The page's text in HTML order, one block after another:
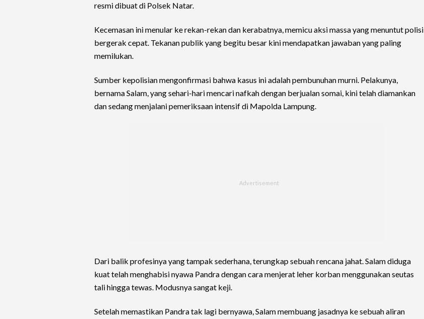
resmi dibuat di Polsek Natar.
Kecemasan ini menular ke rekan-rekan dan kerabatnya, memicu aksi massa yang menuntut polisi
bergerak cepat. Tekanan publik yang begitu besar kini mendapatkan jawaban yang paling
memilukan.
Sumber kepolisian mengonfirmasi bahwa kasus ini adalah pembunuhan murni. Pelakunya,
bernama Salam, yang sehari-hari mencari nafkah dengan berjualan somai, kini telah diamankan
dan sedang menjalani pemeriksaan intensif di Mapolda Lampung.
Dari balik profesinya yang tampak sederhana, terungkap sebuah rencana jahat. Salam diduga
kuat telah menghabisi nyawa Pandra dengan cara menjerat leher korban menggunakan seutas
tali hingga tewas. Modusnya sangat keji.
Setelah memastikan Pandra tak lagi bernyawa, Salam membuang jasadnya ke sebuah aliran